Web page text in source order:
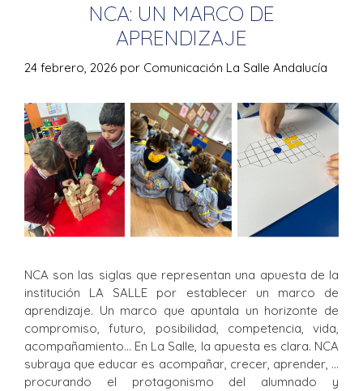
NCA: UN MARCO DE
APRENDIZAJE
24 febrero, 2026 por Comunicación La Salle Andalucía
NCA son las siglas que representan una apuesta de la
institución LA SALLE por establecer un marco de
aprendizaje. Un marco que apuntala un horizonte de
compromiso, futuro, posibilidad, competencia, vida,
acompañamiento… En La Salle, la apuesta es clara. NCA
subraya que educar es acompañar, crecer, aprender, …
procurando el protagonismo del alumnado y